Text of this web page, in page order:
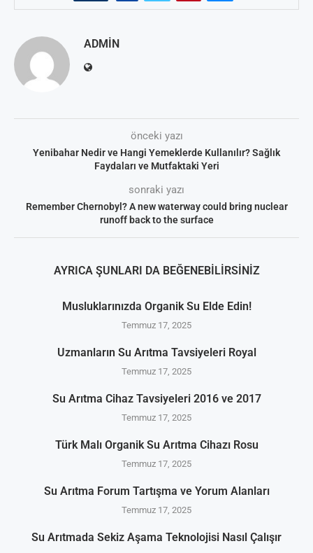
ADMIN
önceki yazı
Yenibahar Nedir ve Hangi Yemeklerde Kullanılır? Sağlık
Faydaları ve Mutfaktaki Yeri
sonraki yazı
Remember Chernobyl? A new waterway could bring nuclear
runoff back to the surface
AYRICA ŞUNLARI DA BEĞENEBILIRSINIZ
Musluklarınızda Organik Su Elde Edin!
Temmuz 17, 2025
Uzmanların Su Arıtma Tavsiyeleri Royal
Temmuz 17, 2025
Su Arıtma Cihaz Tavsiyeleri 2016 ve 2017
Temmuz 17, 2025
Türk Malı Organik Su Arıtma Cihazı Rosu
Temmuz 17, 2025
Su Arıtma Forum Tartışma ve Yorum Alanları
Temmuz 17, 2025
Su Arıtmada Sekiz Aşama Teknolojisi Nasıl Çalışır